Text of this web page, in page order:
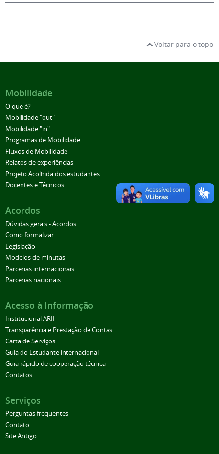
Voltar para o topo
Mobilidade
O que é?
Mobilidade "out"
Mobilidade "in"
Programas de Mobilidade
Fluxos de Mobilidade
Relatos de experiências
Projeto Acolhida dos estudantes
Docentes e Técnicos
Acordos
Dúvidas gerais - Acordos
Como formalizar
Legislação
Modelos de minutas
Parcerias internacionais
Parcerias nacionais
Acesso à Informação
Institucional ARII
Transparência e Prestação de Contas
Carta de Serviços
Guia do Estudante internacional
Guia rápido de cooperação técnica
Contatos
Serviços
Perguntas frequentes
Contato
Site Antigo